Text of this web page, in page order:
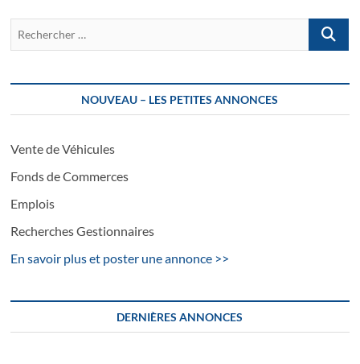
NOUVEAU – LES PETITES ANNONCES
Vente de Véhicules
Fonds de Commerces
Emplois
Recherches Gestionnaires
En savoir plus et poster une annonce >>
DERNIÈRES ANNONCES